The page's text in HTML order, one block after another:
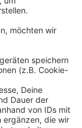
Vorfälle
haben
Gewalt
Es hofft,
und